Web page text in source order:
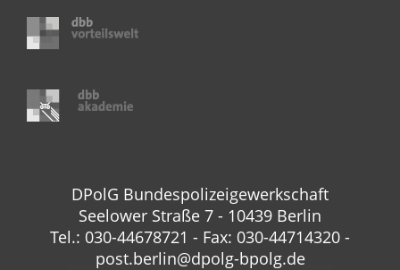
DPolG Bundespolizeigewerkschaft
Seelower Straße 7 - 10439 Berlin
Tel.: 030-44678721 - Fax: 030-44714320 -
post.berlin@dpolg-bpolg.de